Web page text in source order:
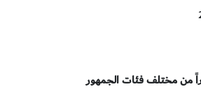
من مختلف فئات الجمهور